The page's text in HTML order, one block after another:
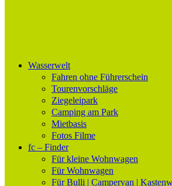
freecamper
Bootsurlaub im eigenen Wohnmobil oder
Wasserwelt
Fahren ohne Führerschein
Tourenvorschläge
Ziegeleipark
Camping am Park
Mietbasis
Fotos Filme
fc – Finder
Für kleine Wohnwagen
Für Wohnwagen
Für Bulli | Campervan |